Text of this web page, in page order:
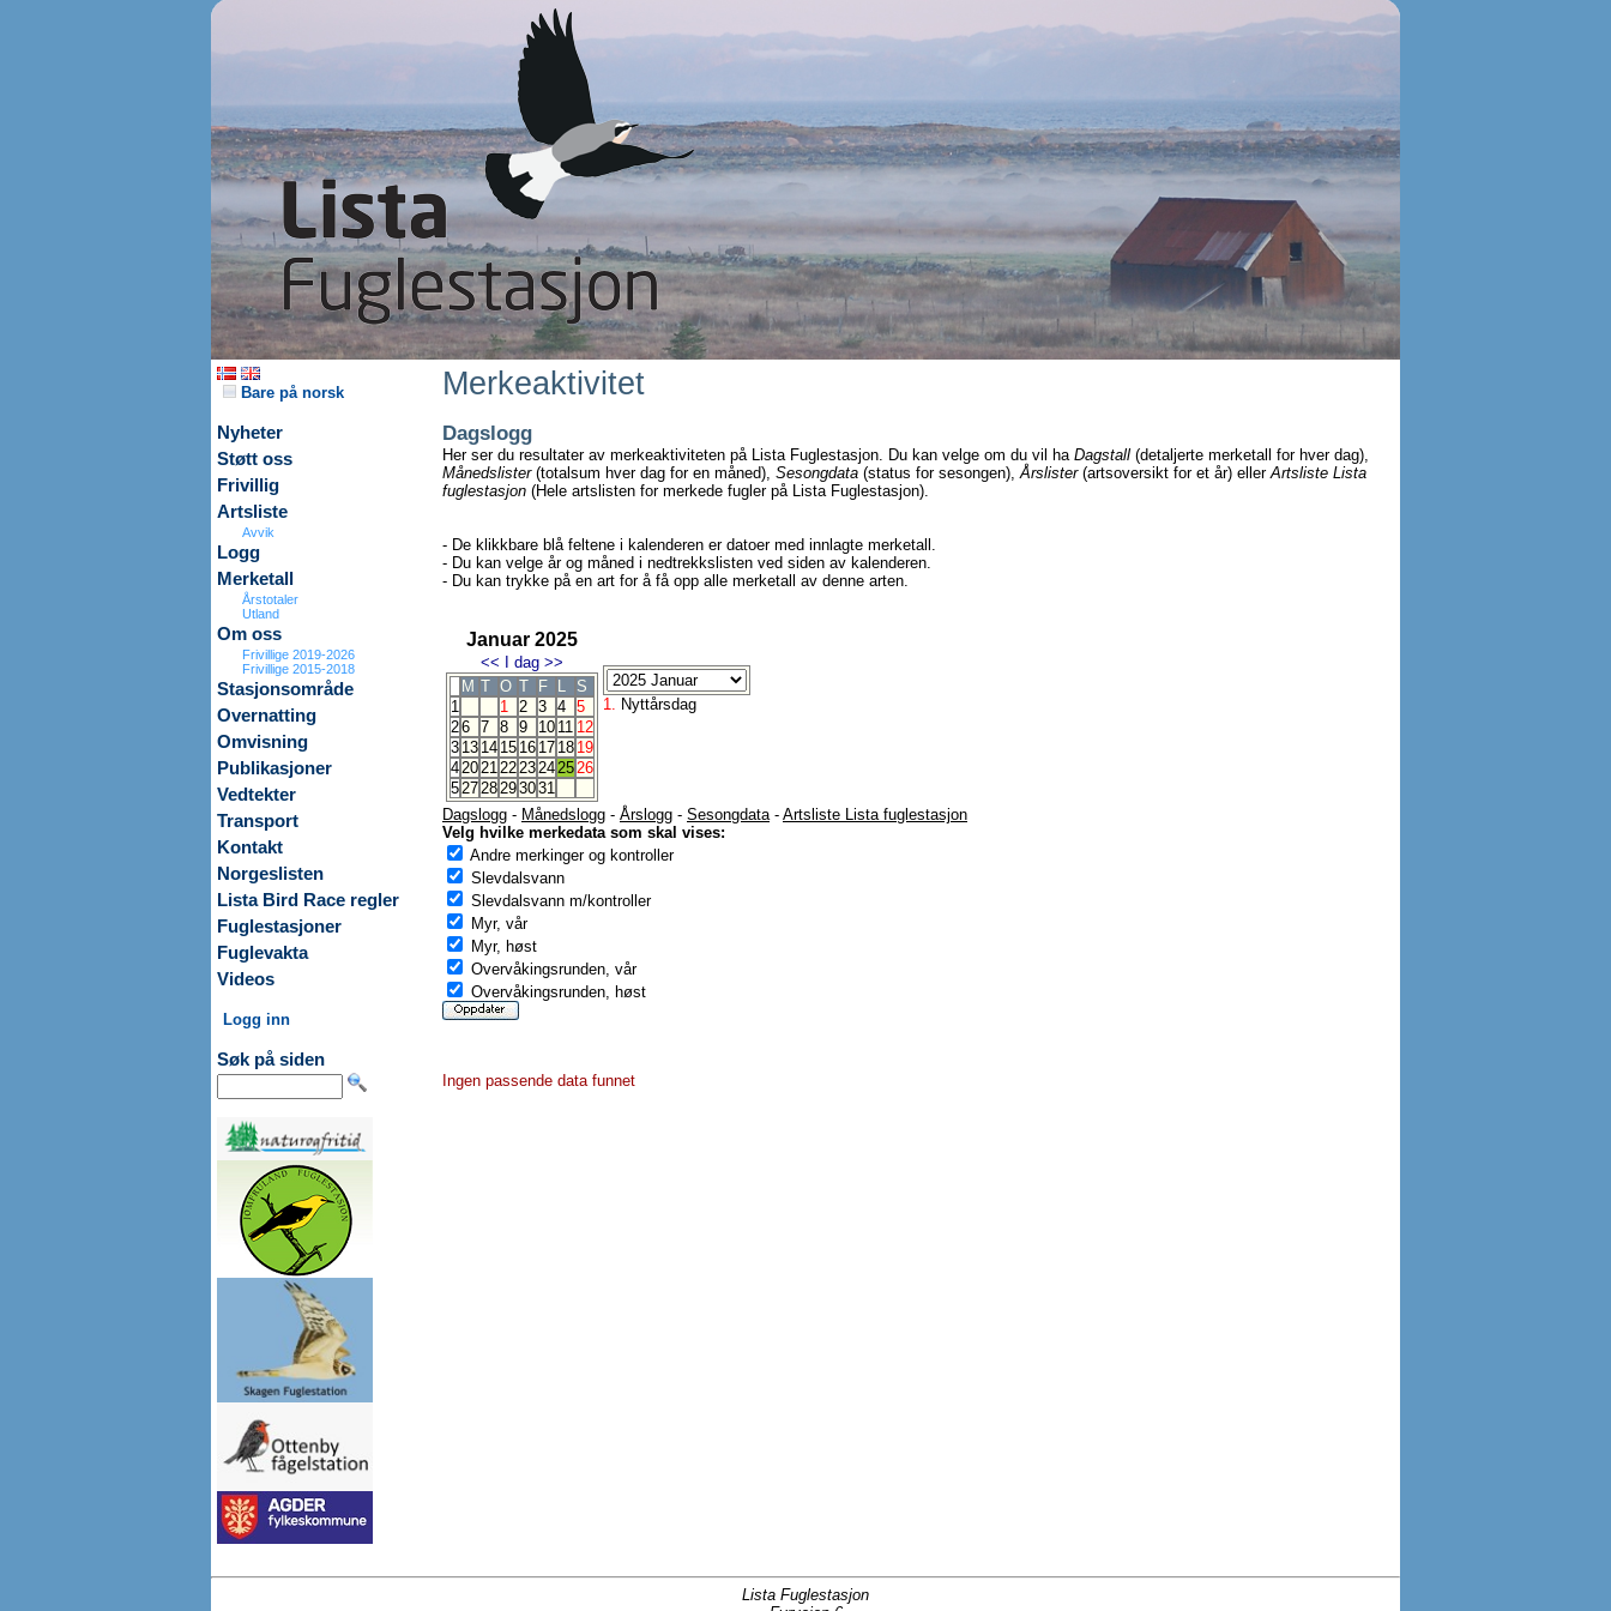
Bare på norsk
Nyheter
Støtt oss
Frivillig
Artsliste
Avvik
Logg
Merketall
Årstotaler
Utland
Om oss
Frivillige 2019-2026
Frivillige 2015-2018
Stasjonsområde
Overnatting
Omvisning
Publikasjoner
Vedtekter
Transport
Kontakt
Norgeslisten
Lista Bird Race regler
Fuglestasjoner
Fuglevakta
Videos
Logg inn
Søk på siden
Merkeaktivitet
Dagslogg
Her ser du resultater av merkeaktiviteten på Lista Fuglestasjon. Du kan velge om du vil ha Dagstall (detaljerte merketall for hver dag),
Månedslister(totalsum hver dag for en måned), Sesongdata (status for sesongen),Årslister(artsoversikt for et år) ellerArtsliste Lista
fuglestasjon (Hele artslisten for merkede fugler på Lista Fuglestasjon).
- De klikkbare blå feltene i kalenderen er datoer med innlagte merketall.
- Du kan velge år og måned i nedtrekkslisten ved siden av kalenderen.
- Du kan trykke på en art for å få opp alle merketall av denne arten.
Januar 2025
<< I dag >>
M T O T F L
S
1
1 2 3 4 5
26 7 8 9 10 11 12
3 13 14 15 16 17 18 19
420212223242526
52728293031
1. Nyttårsdag
Dagslogg - Månedslogg - Årslogg - Sesongdata- Artsliste Lista fuglestasjon
Velg hvilke merkedata som skal vises:
Andre merkinger og kontroller
Slevdalsvann
Slevdalsvann m/kontroller
Myr, vår
Myr, høst
Overvåkingsrunden, vår
Overvåkingsrunden, høst
Ingen passende data funnet
Lista Fuglestasjon